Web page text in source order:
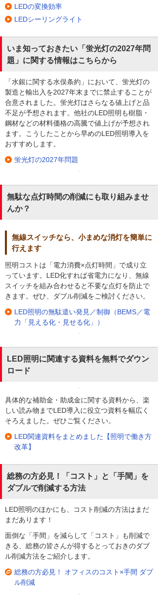
LEDの変換効率
LEDシーリングライト
いま知っておきたい「蛍光灯の2027年問
題」に関する情報はこちらから
「水銀に関する水俣条約」において、蛍光灯の
製造と輸出入を2027年末までに禁止することが
合意されました。蛍光灯はさらなる値上げと品
不足が予想されます。他社のLED照明も樹脂・
鋼材などの材料価格の高騰で値上げが予想され
ます。こうしたことから早めのLED照明導入を
おすすめします。
蛍光灯の2027年問題
無駄な点灯時間の削減にも取り組みませ
んか？
無線スイッチなら、小まめな消灯を簡単に
行えます
照明コストは「電力消費×点灯時間」で成り立
っています。LED化すれば省電力になり、無線
スイッチを組み合わせると不要な点灯を防止で
きます。ぜひ、ダブル削減をご検討ください。
LED照明の無駄遣い発見／制御（BEMS／電
力「見える化・見せる化」）
LED照明に関連する資料を無料でダウン
ロード
具体的な補助金・助成金に関する資料から、楽
しい読み物までLED導入に役立つ資料を幅広く
そろえました。ぜひご覧ください。
LED関連資料をまとめました【照明で働き方
改革】
総務の方必見！「コスト」と「手間」を
ダブルで削減する方法
LED照明のほかにも、コスト削減の方法はまだ
まだあります！
面倒な「手間」を減らして「コスト」も削減で
きる、総務の皆さんが得するとっておきのダブ
ル削減方法をご紹介します。
総務の方必見！ オフィスのコスト×手間 ダブ
ル削減